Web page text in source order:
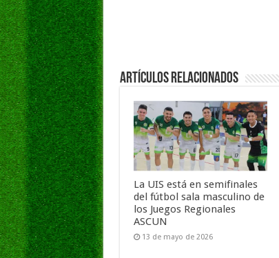
Artículos Relacionados
La UIS está en semifinales
del fútbol sala masculino de
los Juegos Regionales
ASCUN
13 de mayo de 2026